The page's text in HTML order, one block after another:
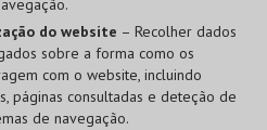
do website – Recolher dados
sobre a forma como os
com o website, incluindo
páginas consultadas e deteção de
de navegação.